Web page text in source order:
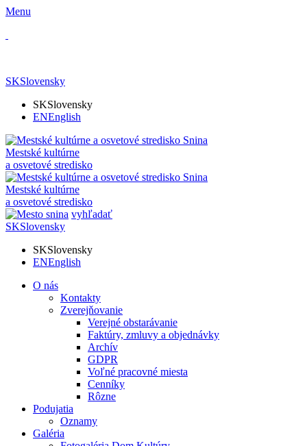
Menu
SKSlovensky
SKSlovensky
ENEnglish
Mestské kultúrne
a osvetové stredisko
Mestské kultúrne
a osvetové stredisko
vyhľadať
SKSlovensky
SKSlovensky
ENEnglish
O nás
Kontakty
Zverejňovanie
Verejné obstarávanie
Faktúry, zmluvy a objednávky
Archív
GDPR
Voľné pracovné miesta
Cenníky
Rôzne
Podujatia
Oznamy
Galéria